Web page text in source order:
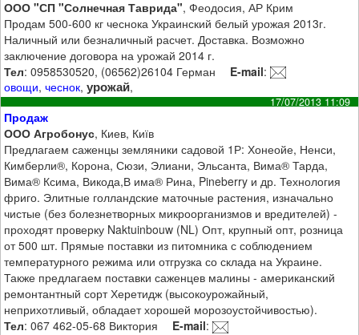
ООО "СП "Солнечная Таврида", Феодосия, АР Крим
Продам 500-600 кг чеснока Украинский белый урожая 2013г.
Наличный или безналичный расчет. Доставка. Возможно
заключение договора на урожай 2014 г.
Тел: 0958530520, (06562)26104 Герман E-mail:
овощи,чеснок,урожай,
17/07/2013 11:09
Продаж
ООО Агробонус, Киев, Київ
Предлагаем саженцы земляники садовой 1Р: Хонеойе, Ненси,
Кимберли®, Корона, Сюзи, Элиани, Эльсанта, Вима® Тарда,
Вима® Ксима, Викода,В има® Рина, Pineberry и др. Технология
фриго. Элитные голландские маточные растения, изначально
чистые (без болезнетворных микроорганизмов и вредителей) -
проходят проверку Naktuinbouw (NL) Опт, крупный опт, розница
от 500 шт. Прямые поставки из питомника с соблюдением
температурного режима или отгрузка со склада на Украине.
Также предлагаем поставки саженцев малины - американский
ремонтантный сорт Херетидж (высокоурожайный,
неприхотливый, обладает хорошей морозоустойчивостью).
Тел: 067 462-05-68 Виктория E-mail: